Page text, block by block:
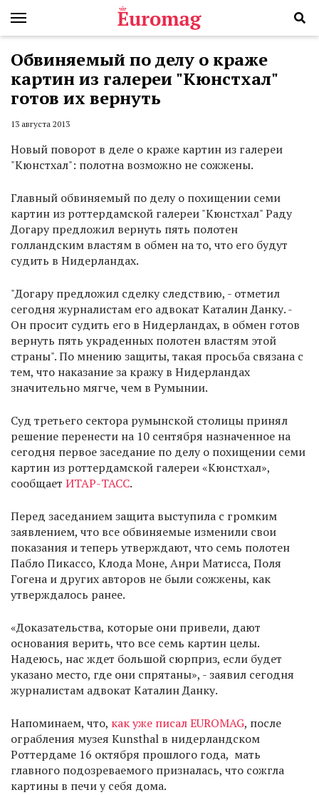
Обвиняемый по делу о краже
картин из галереи "Кюнстхал"
готов их вернуть
13 августа 2013
Новый поворот в деле о краже картин из галереи
"Кюнстхал": полотна возможно не сожжены.
Главный обвиняемый по делу о похищении семи
картин из роттердамской галереи "Кюнстхал" Раду
Догару предложил вернуть пять полотен
голландским властям в обмен на то, что его будут
судить в Нидерландах.
"Догару предложил сделку следствию, - отметил
сегодня журналистам его адвокат Каталин Данку. -
Он просит судить его в Нидерландах, в обмен готов
вернуть пять украденных полотен властям этой
страны". По мнению защиты, такая просьба связана с
тем, что наказание за кражу в Нидерландах
значительно мягче, чем в Румынии.
Суд третьего сектора румынской столицы принял
решение перенести на 10 сентября назначенное на
сегодня первое заседание по делу о похищении семи
картин из роттердамской галереи «Кюнстхал»,
сообщает ИТАР-ТАСС.
Перед заседанием защита выступила с громким
заявлением, что все обвиняемые изменили свои
показания и теперь утверждают, что семь полотен
Пабло Пикассо, Клода Моне, Анри Матисса, Поля
Гогена и других авторов не были сожжены, как
утверждалось ранее.
«Доказательства, которые они привели, дают
основания верить, что все семь картин целы.
Надеюсь, нас ждет большой сюрприз, если будет
указано место, где они спрятаны», - заявил сегодня
журналистам адвокат Каталин Данку.
Напоминаем, что, как уже писал EUROMAG, после
ограбления музея Kunsthal в нидерландском
Роттердаме 16 октября прошлого года, мать
главного подозреваемого призналась, что сожгла
картины в печи у себя дома.